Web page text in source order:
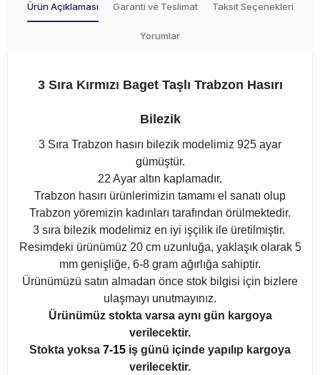
Ürün Açıklaması Garanti ve Teslimat Taksit Seçenekleri
Yorumlar
3 Sıra Kırmızı Baget Taşlı Trabzon Hasırı
Bilezik
3 Sıra Trabzon hasırı bilezik modelimiz 925 ayar
gümüştür.
22 Ayar altın kaplamadır.
Trabzon hasırı ürünlerimizin tamamı el sanatı olup
Trabzon yöremizin kadınları tarafından örülmektedir.
3 sıra bilezik modelimiz en iyi işçilik ile üretilmiştir.
Resimdeki ürünümüz 20 cm uzunluğa, yaklaşık olarak 5
mm genişliğe, 6-8 gram ağırlığa sahiptir.
Ürünümüzü satın almadan önce stok bilgisi için bizlere
ulaşmayı unutmayınız.
Ürünümüz stokta varsa aynı gün kargoya
verilecektir.
Stokta yoksa 7-15 iş günü içinde yapılıp kargoya
verilecektir.